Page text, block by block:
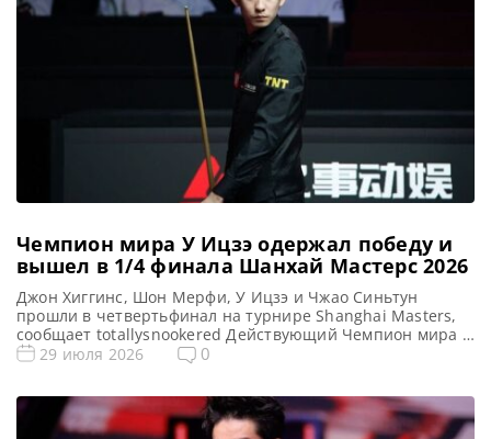
Чемпион мира У Ицзэ одержал победу и
вышел в 1/4 финала Шанхай Мастерс 2026
Джон Хиггинс, Шон Мерфи, У Ицзэ и Чжао Синьтун
прошли в четвертьфинал на турнире Shanghai Masters,
сообщает totallysnookered Действующий Чемпион мира У
Ицзэ триумфально вернулся на снукерную арену,
заключительный этап матчей 1/8 финала, где успех
сопутствовал двум последним Чемпионам […]
29 июля 2026 0